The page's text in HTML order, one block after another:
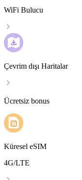
WiFi Bulucu
Çevrim dışı Haritalar
Ücretsiz bonus
Küresel eSIM
4G/LTE